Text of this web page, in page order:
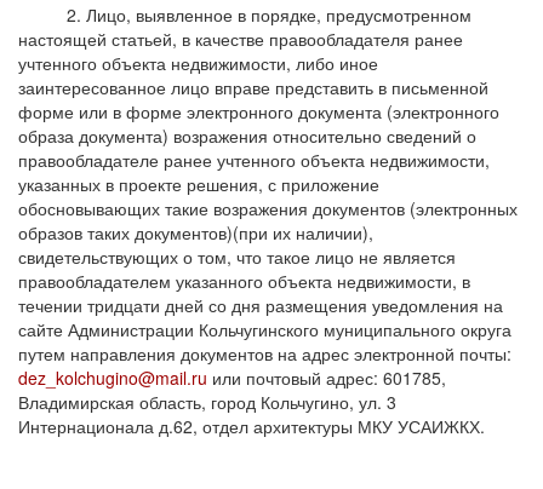
2. Лицо, выявленное в порядке, предусмотренном
настоящей статьей, в качестве правообладателя ранее
учтенного объекта недвижимости, либо иное
заинтересованное лицо вправе представить в письменной
форме или в форме электронного документа (электронного
образа документа) возражения относительно сведений о
правообладателе ранее учтенного объекта недвижимости,
указанных в проекте решения, с приложение
обосновывающих такие возражения документов (электронных
образов таких документов)(при их наличии),
свидетельствующих о том, что такое лицо не является
правообладателем указанного объекта недвижимости, в
течении тридцати дней со дня размещения уведомления на
сайте Администрации Кольчугинского муниципального округа
путем направления документов на адрес электронной почты:
dez_kolchugino@mail.ru или почтовый адрес: 601785,
Владимирская область, город Кольчугино, ул. 3
Интернационала д.62, отдел архитектуры МКУ УСАИЖКХ.